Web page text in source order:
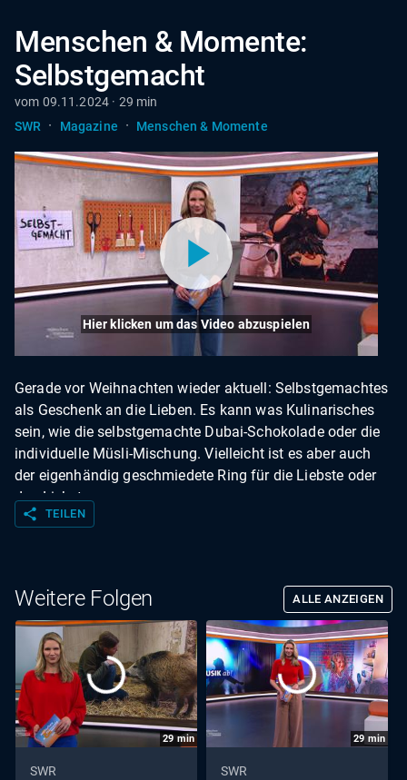
Menschen & Momente:
Selbstgemacht
vom 09.11.2024 · 29 min
SWR
· Magazine · Menschen & Momente
Hier klicken um das Video abzuspielen
Gerade vor Weihnachten wieder aktuell: Selbstgemachtes
als Geschenk an die Lieben. Es kann was Kulinarisches
sein, wie die selbstgemachte Dubai-Schokolade oder die
individuelle Müsli-Mischung. Vielleicht ist es aber auch
der eigenhändig geschmiedete Ring für die Liebste oder
den Liebsten.
share TEILEN
Weitere Folgen ALLE ANZEIGEN
29 min
SWR
29 min
SWR